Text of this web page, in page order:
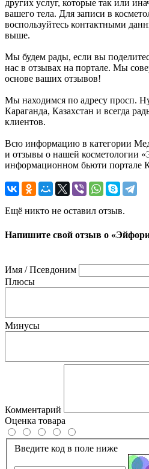
других услуг, которые так или
вашего тела. Для записи в
воспользуйтесь контактными
выше.
Мы будем рады, если вы
нас в отзывах на портале. Мы
основе ваших отзывов!
Мы находимся по адресу просп.
Караганда, Казахстан и всегда
клиентов.
Всю информацию в категории
и отзывы о нашей косметологии
информационном бьюти портале
Ещё никто не оставил отзыв.
Напишите свой отзыв о
Имя / Псевдоним
Плюсы
Минусы
Комментарий
Оценка товара
Введите код в поле ниже